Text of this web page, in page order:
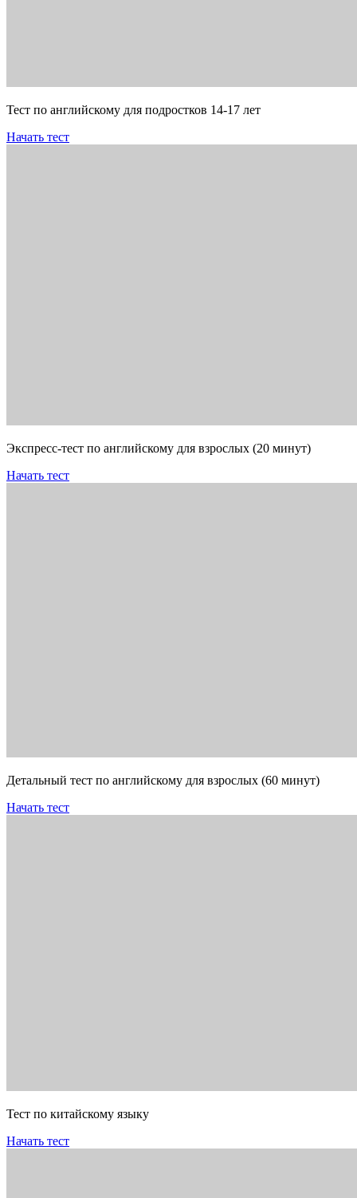
Тест по английскому для подростков 14-17 лет
Начать тест
Экспресс-тест по английскому для взрослых (20 минут)
Начать тест
Детальный тест по английскому для взрослых (60 минут)
Начать тест
Тест по китайскому языку
Начать тест